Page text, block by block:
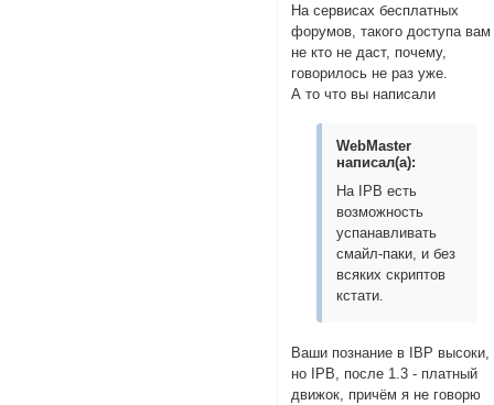
На сервисах бесплатных
форумов, такого доступа вам
не кто не даст, почему,
говорилось не раз уже.
А то что вы написали
WebMaster
написал(а):
На IPB есть
возможность
успанавливать
смайл-паки, и без
всяких скриптов
кстати.
Ваши познание в IBP высоки,
но IPB, после 1.3 - платный
движок, причём я не говорю